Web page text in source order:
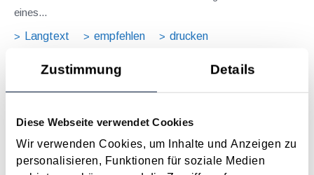
Zustimmung Details
Diese Webseite verwendet Cookies
Wir verwenden Cookies, um Inhalte und Anzeigen zu
personalisieren, Funktionen für soziale Medien
eines...
Langtext
empfehlen drucken
Suche im Archiv
Suche nach Begriffen
Suche in Schlagwortliste